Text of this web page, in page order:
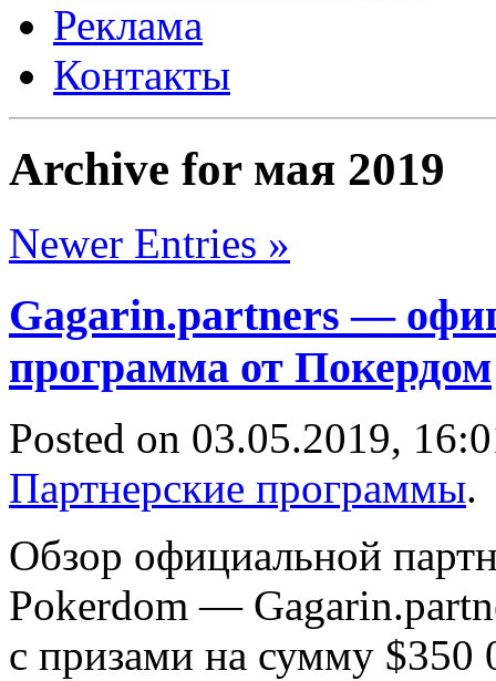
Реклама
Контакты
Archive for мая 2019
Newer Entries »
Gagarin.partners —
программа от Покердом
Posted on 03.05.2019,
Партнерские программы.
Обзор официальной
Pokerdom —
с призами на сумму $350